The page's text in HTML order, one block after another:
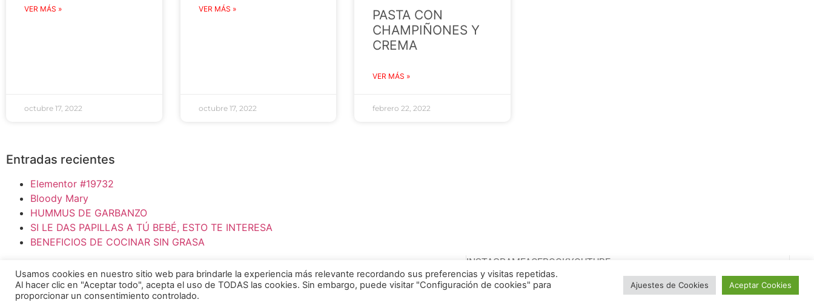
VER MÁS »
octubre 17, 2022
VER MÁS »
octubre 17, 2022
PASTA CON
CHAMPIÑONES Y
CREMA
VER MÁS »
febrero 22, 2022
Entradas recientes
Elementor #19732
Bloody Mary
HUMMUS DE GARBANZO
SI LE DAS PAPILLAS A TÚ BEBÉ, ESTO TE INTERESA
BENEFICIOS DE COCINAR SIN GRASA
Osoji Robotics ® 2026
INSTAGRAMFACEBOOKYOUTUBE
Usamos cookies en nuestro sitio web para brindarle la experiencia más relevante recordando sus preferencias y visitas repetidas.
Al hacer clic en "Aceptar todo", acepta el uso de TODAS las cookies. Sin embargo, puede visitar "Configuración de cookies" para
proporcionar un consentimiento controlado.
Ajuestes de Cookies Aceptar Cookies